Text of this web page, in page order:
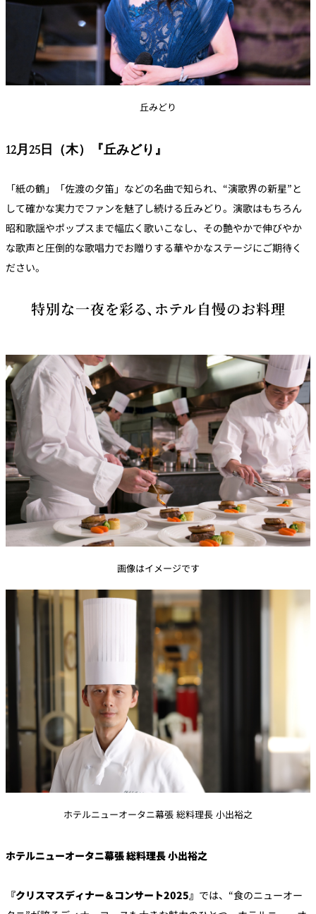
丘みどり
12月25日（木）『丘みどり』
「紙の鶴」「佐渡の夕笛」などの名曲で知られ、“演歌界の新星”と
して確かな実力でファンを魅了し続ける丘みどり。演歌はもちろん
昭和歌謡やポップスまで幅広く歌いこなし、その艶やかで伸びやか
な歌声と圧倒的な歌唱力でお贈りする華やかなステージにご期待く
ださい。
特別な一夜を彩る、ホテル自慢のお料理
画像はイメージです
ホテルニューオータニ幕張 総料理長 小出裕之
ホテルニューオータニ幕張 総料理長 小出裕之
『クリスマスディナー＆コンサート2025』 では、“食のニューオー